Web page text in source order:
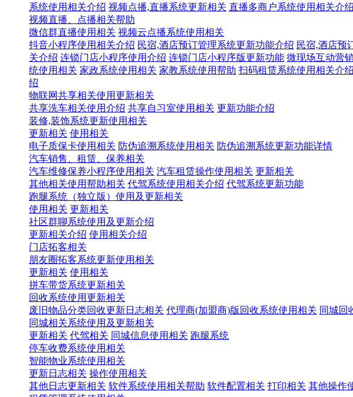
系统使用相关介绍 视频点播,直播系统更新相关 直播多商户系统使用相关介绍
视频直播、点播相关帮助
微信群直播使用相关 视频云点播系统使用相关
抖音小程序使用相关介绍 民宿,酒店预订管理系统更新功能介绍 民宿,酒店预
关介绍 连锁门店小程序使用介绍 连锁门店小程序版更新功能 微现场互动营
统使用相关 家政系统使用相关 家教系统使用帮助 扫码租赁系统使用相关介绍
绍
物联网共享相关使用更新相关
共享洗车相关使用介绍 共享自习室使用相关 更新功能介绍
装修,装饰系统更新使用相关
更新相关 使用相关
电子质保卡使用相关 防伪追溯系统使用相关 防伪追溯系统更新功能详情
汽车销售、租赁、保养相关
汽车维修保养小程序使用相关 汽车租赁操作使用相关 更新相关
其他相关使用帮助相关 代驾系统使用相关介绍 代驾系统更新功能
跑腿系统（独立版）使用及更新相关
使用相关 更新相关
社区群聊系统使用及更新介绍
更新相关介绍 使用相关介绍
门店拓客相关
朋友圈拓客系统更新使用相关
更新相关 使用相关
拼车带货系统更新相关
回收系统使用更新相关
废旧物品分类回收更新日志相关 代理商(加盟商)版回收系统使用相关 同城回
同城相关系统使用及更新相关
更新相关 代驾相关 同城信息使用相关 跑腿系统
停车收费系统使用相关
智能物业系统使用相关
更新日志相关 操作使用相关
其他日志更新相关 软件系统使用相关帮助 软件配置相关 打印相关 其他操作